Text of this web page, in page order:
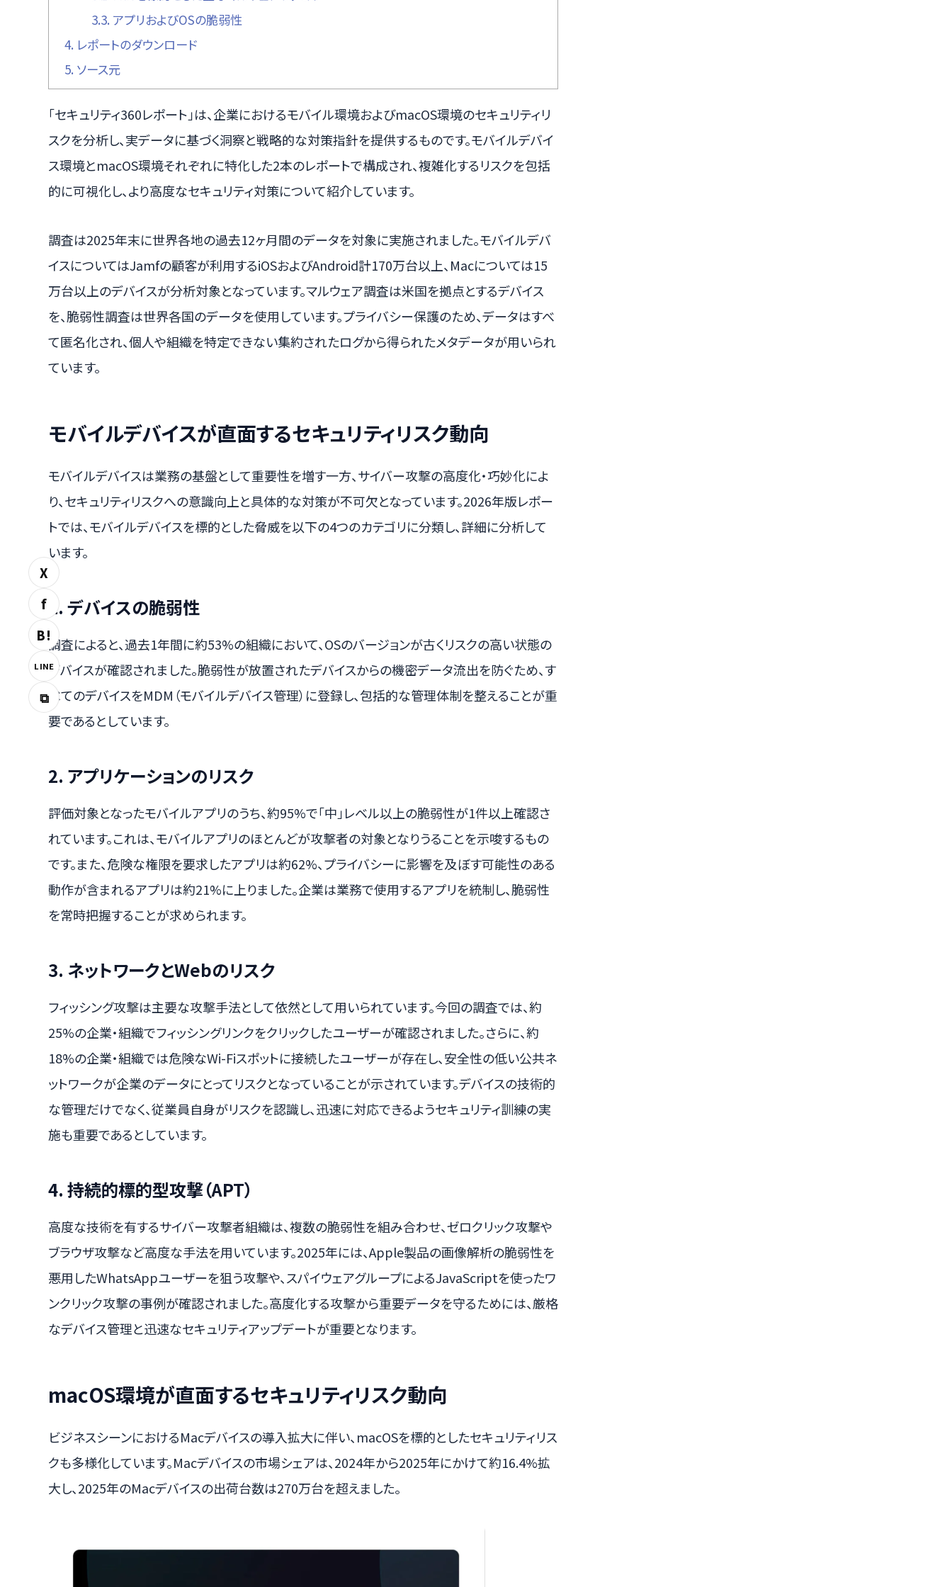
X
f
B!
LINE
⧉
3.3. アプリおよびOSの脆弱性
4. レポートのダウンロード
5. ソース元
「セキュリティ360レポート」は、企業におけるモバイル環境およびmacOS環境のセキュリティリ
スクを分析し、実データに基づく洞察と戦略的な対策指針を提供するものです。モバイルデバイ
ス環境とmacOS環境それぞれに特化した2本のレポートで構成され、複雑化するリスクを包括
的に可視化し、より高度なセキュリティ対策について紹介しています。
調査は2025年末に世界各地の過去12ヶ月間のデータを対象に実施されました。モバイルデバ
イスについてはJamfの顧客が利用するiOSおよびAndroid計170万台以上、Macについては15
万台以上のデバイスが分析対象となっています。マルウェア調査は米国を拠点とするデバイス
を、脆弱性調査は世界各国のデータを使用しています。プライバシー保護のため、データはすべ
て匿名化され、個人や組織を特定できない集約されたログから得られたメタデータが用いられ
ています。
モバイルデバイスが直面するセキュリティリスク動向
モバイルデバイスは業務の基盤として重要性を増す一方、サイバー攻撃の高度化・巧妙化によ
り、セキュリティリスクへの意識向上と具体的な対策が不可欠となっています。2026年版レポー
トでは、モバイルデバイスを標的とした脅威を以下の4つのカテゴリに分類し、詳細に分析して
います。
1. デバイスの脆弱性
調査によると、過去1年間に約53%の組織において、OSのバージョンが古くリスクの高い状態の
デバイスが確認されました。脆弱性が放置されたデバイスからの機密データ流出を防ぐため、す
べてのデバイスをMDM（モバイルデバイス管理）に登録し、包括的な管理体制を整えることが重
要であるとしています。
2. アプリケーションのリスク
評価対象となったモバイルアプリのうち、約95%で「中」レベル以上の脆弱性が1件以上確認さ
れています。これは、モバイルアプリのほとんどが攻撃者の対象となりうることを示唆するもの
です。また、危険な権限を要求したアプリは約62%、プライバシーに影響を及ぼす可能性のある
動作が含まれるアプリは約21%に上りました。企業は業務で使用するアプリを統制し、脆弱性
を常時把握することが求められます。
3. ネットワークとWebのリスク
フィッシング攻撃は主要な攻撃手法として依然として用いられています。今回の調査では、約
25%の企業・組織でフィッシングリンクをクリックしたユーザーが確認されました。さらに、約
18%の企業・組織では危険なWi-Fiスポットに接続したユーザーが存在し、安全性の低い公共ネ
ットワークが企業のデータにとってリスクとなっていることが示されています。デバイスの技術的
な管理だけでなく、従業員自身がリスクを認識し、迅速に対応できるようセキュリティ訓練の実
施も重要であるとしています。
4. 持続的標的型攻撃（APT）
高度な技術を有するサイバー攻撃者組織は、複数の脆弱性を組み合わせ、ゼロクリック攻撃や
ブラウザ攻撃など高度な手法を用いています。2025年には、Apple製品の画像解析の脆弱性を
悪用したWhatsAppユーザーを狙う攻撃や、スパイウェアグループによるJavaScriptを使ったワ
ンクリック攻撃の事例が確認されました。高度化する攻撃から重要データを守るためには、厳格
なデバイス管理と迅速なセキュリティアップデートが重要となります。
macOS環境が直面するセキュリティリスク動向
ビジネスシーンにおけるMacデバイスの導入拡大に伴い、macOSを標的としたセキュリティリス
クも多様化しています。Macデバイスの市場シェアは、2024年から2025年にかけて約16.4%拡
大し、2025年のMacデバイスの出荷台数は270万台を超えました。